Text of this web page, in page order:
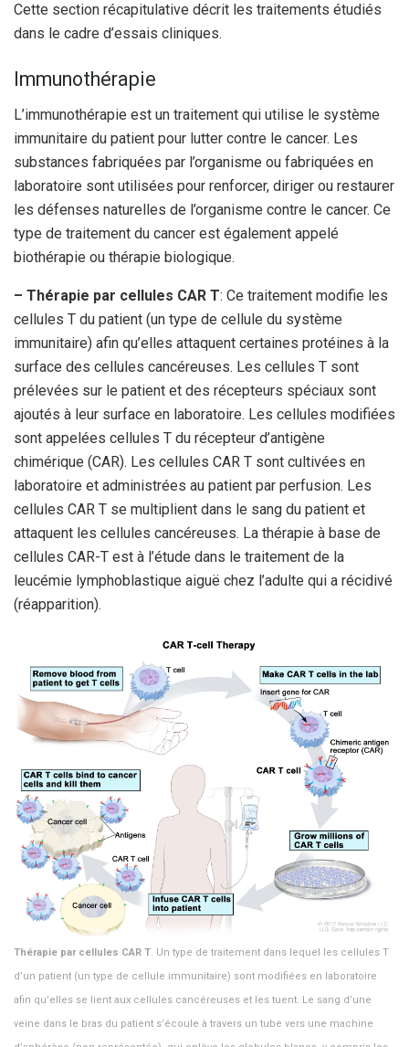
Cette section récapitulative décrit les traitements étudiés
dans le cadre d’essais cliniques.
Immunothérapie
L’immunothérapie est un traitement qui utilise le système
immunitaire du patient pour lutter contre le cancer. Les
substances fabriquées par l’organisme ou fabriquées en
laboratoire sont utilisées pour renforcer, diriger ou restaurer
les défenses naturelles de l’organisme contre le cancer. Ce
type de traitement du cancer est également appelé
biothérapie ou thérapie biologique.
– Thérapie par cellules CAR T: Ce traitement modifie les
cellules T du patient (un type de cellule du système
immunitaire) afin qu’elles attaquent certaines protéines à la
surface des cellules cancéreuses. Les cellules T sont
prélevées sur le patient et des récepteurs spéciaux sont
ajoutés à leur surface en laboratoire. Les cellules modifiées
sont appelées cellules T du récepteur d’antigène
chimérique (CAR). Les cellules CAR T sont cultivées en
laboratoire et administrées au patient par perfusion. Les
cellules CAR T se multiplient dans le sang du patient et
attaquent les cellules cancéreuses. La thérapie à base de
cellules CAR-T est à l’étude dans le traitement de la
leucémie lymphoblastique aiguë chez l’adulte qui a récidivé
(réapparition).
Thérapie par cellules CAR T. Un type de traitement dans lequel les cellules T
d’un patient (un type de cellule immunitaire) sont modifiées en laboratoire
afin qu’elles se lient aux cellules cancéreuses et les tuent. Le sang d’une
veine dans le bras du patient s’écoule à travers un tube vers une machine